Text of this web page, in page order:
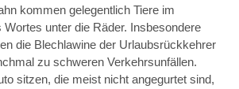
kommen gelegentlich Tiere im
unter die Räder. Insbesondere
die Blechlawine der Urlaubsrückkehrer
zu schweren Verkehrsunfällen.
sitzen, die meist nicht angegurtet sind,